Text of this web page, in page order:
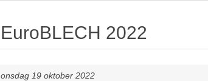
EuroBLECH 2022
onsdag 19 oktober 2022